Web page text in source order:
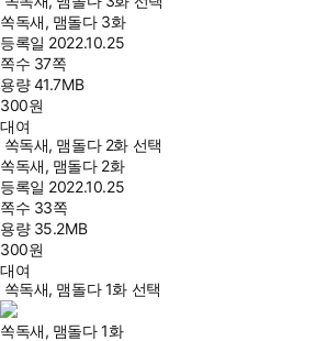
쏙독새, 맴돌다 3화
등록일 2022.10.25
쪽수 37쪽
용량41.7MB
300원
대여
쏙독새, 맴돌다 2화 선택
쏙독새, 맴돌다 2화
등록일 2022.10.25
쪽수 33쪽
용량 35.2MB
300원
대여
쏙독새, 맴돌다 1화 선택
쏙독새, 맴돌다 1화